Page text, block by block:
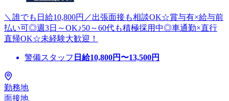
＼誰でも日給10,800円／出張面接も相談OK☆賞与有×給与前
払い可◎週3日～OK♪50～60代も積極採用中◎車通勤×直行
直帰OK☆未経験大歓迎！
警備スタッフ 日給10,800円〜13,500円
勤務地
面接地